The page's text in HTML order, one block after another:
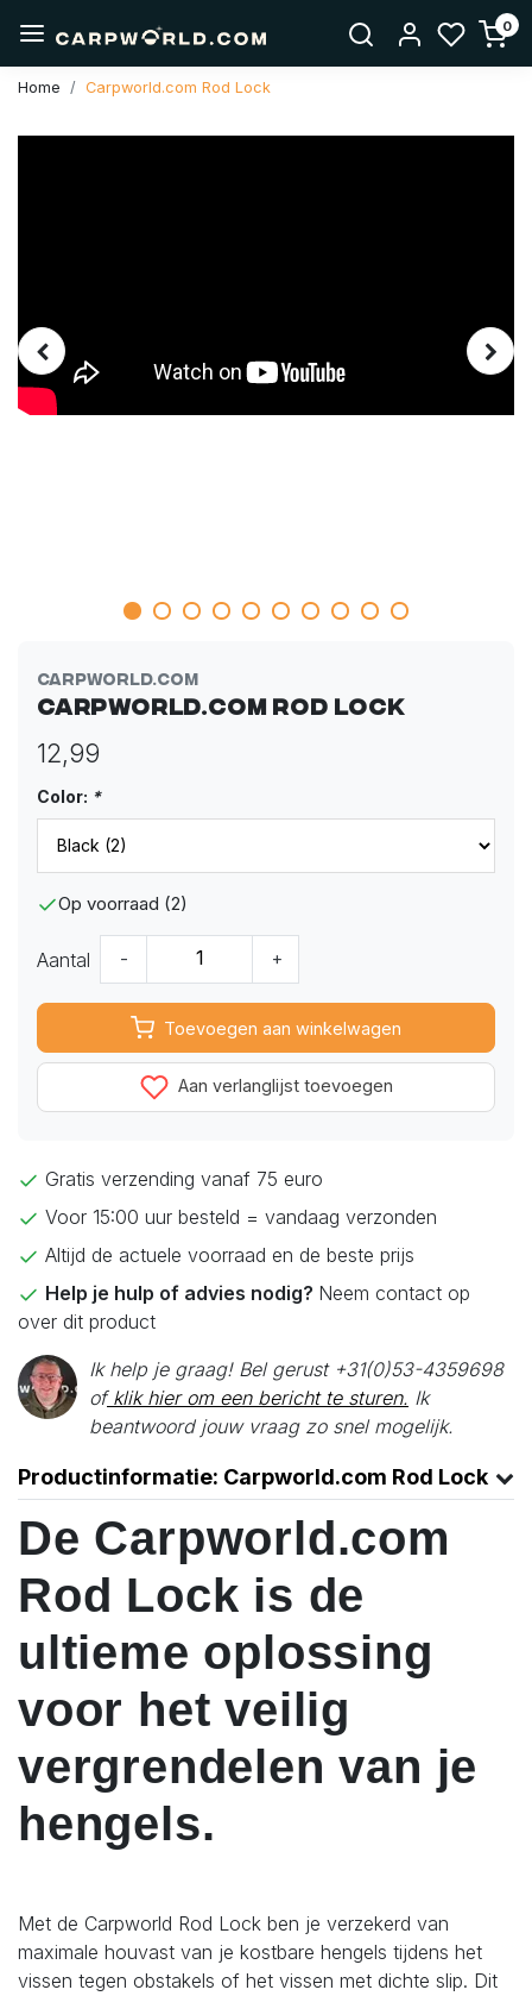
0
Home Carpworld.com Rod Lock
Carpworld.com
Carpworld.com Rod Lock
12,99
Color: *
Op voorraad (2)
Aantal - +
Toevoegen aan winkelwagen
Aan verlanglijst toevoegen
Gratis verzending vanaf 75 euro
Voor 15:00 uur besteld = vandaag verzonden
Altijd de actuele voorraad en de beste prijs
Help je hulp of advies nodig? Neem contact op
over dit product
Ik help je graag! Bel gerust +31(0)53-4359698
ofklik hier om een bericht te sturen. Ik
beantwoord jouw vraag zo snel mogelijk.
Productinformatie: Carpworld.com Rod Lock
De Carpworld.com
Rod Lock is de
ultieme oplossing
voor het veilig
vergrendelen van je
hengels.
Met de Carpworld Rod Lock ben je verzekerd van
maximale houvast van je kostbare hengels tijdens het
vissen tegen obstakels of het vissen met dichte slip. Dit